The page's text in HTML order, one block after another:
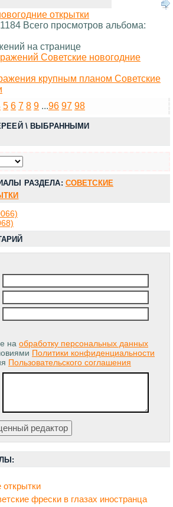
открытки
Всего просмотров альбома:
на странице
Советские новогодние
крупным планом Советские
5 6 7 8 9 ...96 97 98
\ ВЫБРАННЫМИ
РАЗДЕЛА: СОВЕТСКИЕ
на обработку персональных данных
Политики конфиденциальности
Пользовательского соглашения
открытки
фрески в глазах иностранца